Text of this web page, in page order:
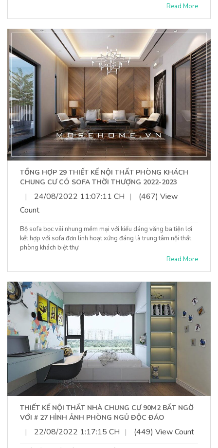
Read More
TỔNG HỢP 29 THIẾT KẾ NỘI THẤT PHÒNG KHÁCH
CHUNG CƯ CÓ SOFA THỜI THƯỢNG 2022-2023
| 24/08/2022 11:07:11 CH |
(467) View
Count
Bộ sofa bọc vải nhung mềm mại với kiểu dáng văng ba tiện lợi
kết hợp với sofa đơn linh hoạt xứng đáng là trung tâm nội thất
phòng khách biệt thự
Read More
THIẾT KẾ NỘI THẤT NHÀ CHUNG CƯ 90M2 BẤT NGỜ
VỚI # 27 HÌNH ẢNH PHÒNG NGỦ ĐỘC ĐÁO
| 22/08/2022 1:17:15 CH | (449) View Count